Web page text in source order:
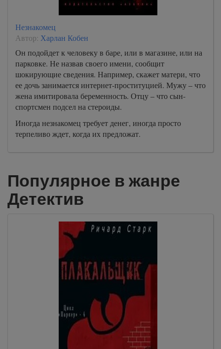
Незнакомец
Автор: Харлан Кобен
Он подойдет к человеку в баре, или в магазине, или на
парковке. Не назвав своего имени, сообщит
шокирующие сведения. Например, скажет матери, что
ее дочь занимается интернет-проституцией. Мужу – что
жена имитировала беременность. Отцу – что сын-
спортсмен подсел на стероиды.
Иногда незнакомец требует денег, иногда просто
терпеливо ждет, когда их предложат.
Популярное в жанре
Детектив